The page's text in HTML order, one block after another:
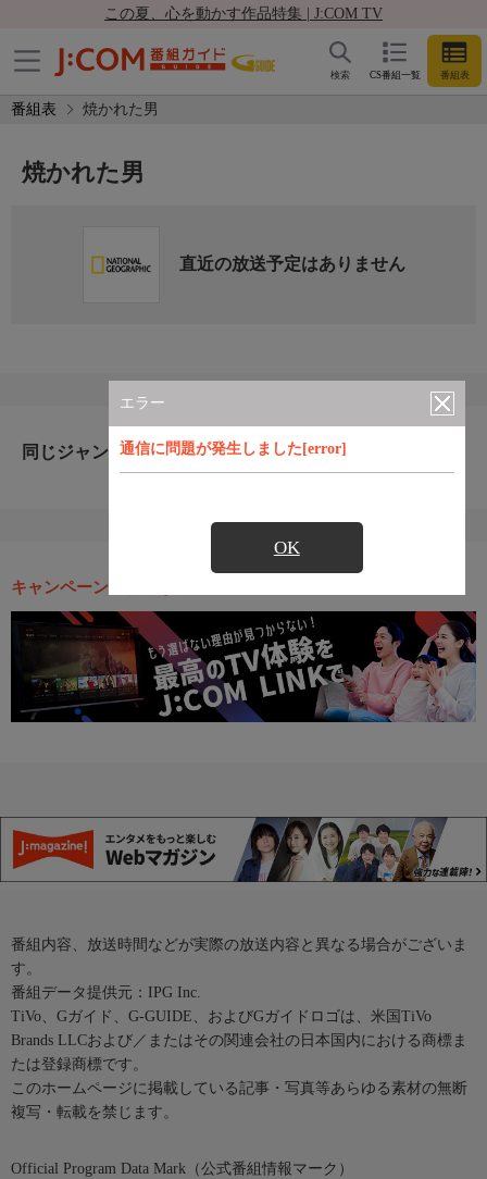
この夏、心を動かす作品特集 | J:COM TV
CS番組一覧 番組表
検索
番組表 焼かれた男
エラー
通信に問題が発生しました[error]
OK
焼かれた男
直近の放送予定はありません
同じジャンルのおすすめ番組
キャンペーン・お得な情報
番組内容、放送時間などが実際の放送内容と異なる場合がございま
す。
番組データ提供元：IPG Inc.
TiVo、Gガイド、G-GUIDE、およびGガイドロゴは、米国TiVo
Brands LLCおよび／またはその関連会社の日本国内における商標ま
たは登録商標です。
このホームページに掲載している記事・写真等あらゆる素材の無断
複写・転載を禁じます。
Official Program Data Mark（公式番組情報マーク）